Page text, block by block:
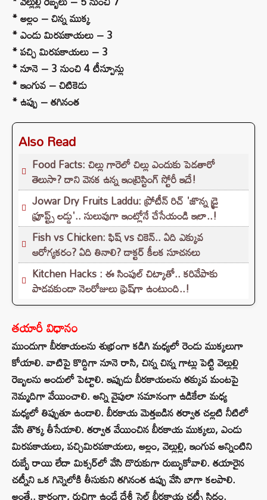
* అల్లం – చిన్న ముక్క
* ఎండు మిరపకాయలు – 3
* పచ్చి మిరపకాయలు – 3
* నూనె – 3 నుంచి 4 టీస్పూన్లు
* ఇంగువ – చిటికెడు
* ఉప్పు – తగినంత
Also Read
Food Facts: చిల్లు గారెలో చిల్లు ఎందుకు పెడతారో
తెలుసా? దాని వెనక ఉన్న ఇంట్రెస్టింగ్ స్టోరీ ఇదే!
Jowar Dry Fruits Laddu: ప్రోటీన్ రిచ్ 'జొన్న డ్రై
ఫ్రూప్ట్స్ లడ్డు'.. సులువుగా ఇంట్లోనే చేసేయండి ఇలా..!
Fish vs Chicken: ఫిష్ vs చికెన్.. ఏది ఎక్కువ
ఆరోగ్యకరం? ఏది తినాలి? డాక్టర్ కీలక సూచనలు
Kitchen Hacks : ఈ సింపుల్ చిట్కాతో.. కరివేపాకు
పాడవకుండా నెలరోజులు ఫ్రెష్‌గా ఉంటుంది..!
తయారీ విధానం
ముందుగా బీరకాయలను శుభ్రంగా కడిగి మధ్యలో రెండు ముక్కలుగా
కోయాలి. వాటిపై కొద్దిగా నూనె రాసి, చిన్న చిన్న గాట్లు పెట్టి వెల్లుల్లి
రెబ్బలను అందులో పెట్టాలి. ఇప్పుడు బీరకాయలను తక్కువ మంటపై
నెమ్మదిగా వేయించాలి. అన్ని వైపులా సమానంగా ఉడికేలా మధ్య
మధ్యలో తిప్పుతూ ఉండాలి. బీరకాయ మెత్తబడిన తర్వాత చల్లటి నీటిలో
వేసి తొక్క తీసేయాలి. తర్వాత వేయించిన బీరకాయ ముక్కలు, ఎండు
మిరపకాయలు, పచ్చిమిరపకాయలు, అల్లం, వెల్లుల్లి, ఇంగువ అన్నింటిని
రుబ్బే రాయి లేదా మిక్సర్‌లో వేసి దొరుకుగా రుబ్బుకోవాలి. తయారైన
చట్నీని ఒక గిన్నెలోకి తీసుకుని తగినంత ఉప్పు వేసి బాగా కలపాలి.